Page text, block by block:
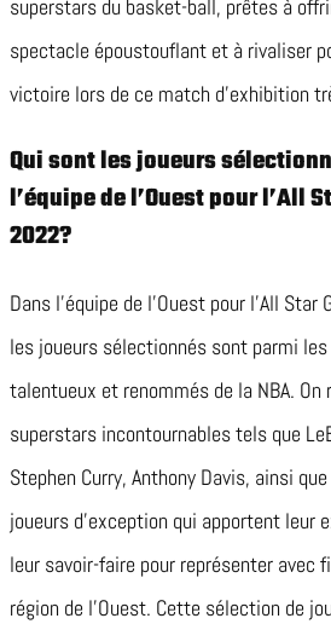
superstars du basket-ball, prêtes à
spectacle époustouflant et à rivaliser
victoire lors de ce match d’exhibition
Qui sont les joueurs
l’équipe de l’Ouest pour l’All
2022?
Dans l’équipe de l’Ouest pour l’All Star
les joueurs sélectionnés sont parmi
talentueux et renommés de la NBA. On
superstars incontournables tels que
Stephen Curry, Anthony Davis, ainsi
joueurs d’exception qui apportent leur
leur savoir-faire pour représenter avec
région de l’Ouest. Cette sélection de